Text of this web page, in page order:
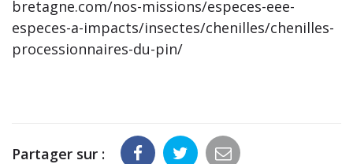
bretagne.com/nos-missions/especes-eee-
especes-a-impacts/insectes/chenilles/chenilles-
processionnaires-du-pin/
Partager sur :